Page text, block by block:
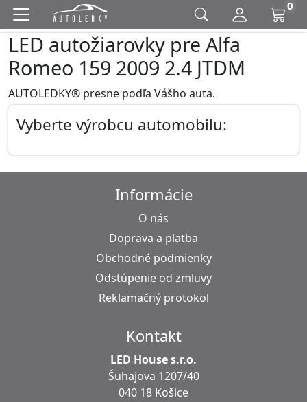
0
LED autožiarovky pre Alfa
Romeo 159 2009 2.4 JTDM
AUTOLEDKY® presne podľa Vášho auta.
Vyberte výrobcu automobilu:
Informácie
O nás
Doprava a platba
Obchodné podmienky
Odstúpenie od zmluvy
Reklamačný protokol
Kontakt
LED House s.r.o.
Šuhajova 1207/40
040 18 Košice